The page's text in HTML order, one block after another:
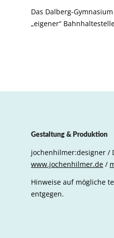
Das Dalberg-
„eigener“
Gestaltung & Produktion
jochenhilmer:designer /
www.jochenhilmer.de /
Hinweise auf mögliche
entgegen.